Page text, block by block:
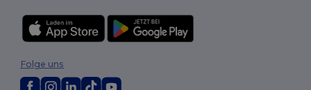
Folge uns